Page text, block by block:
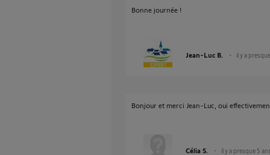
Bonne journée !
Jean-Luc B. il y a
Bonjour et merci Jean-Luc, oui
Célia S. il y a presque 5 ans